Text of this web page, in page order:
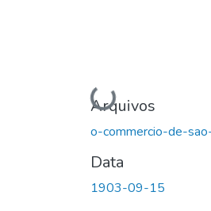
Carregando...
Arquivos
o-commercio-de-
Data
1903-09-15